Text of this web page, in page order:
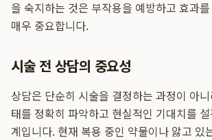
을 숙지하는 것은 부작용을 예방하고 효과
매우 중요합니다.
시술 전 상담의 중요성
상담은 단순히 시술을 결정하는 과정이 아
태를 정확히 파악하고 현실적인 기대치를
계입니다. 현재 복용 중인 약물이나 앓고 있